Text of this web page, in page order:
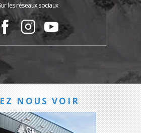
les réseaux sociaux
NOUS VOIR